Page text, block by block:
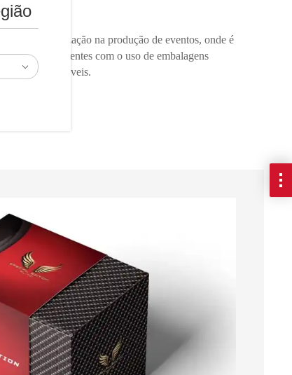
da personalização na produção de eventos, onde é
com os clientes com o uso de embalagens
e memoráveis.